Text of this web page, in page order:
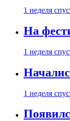
1 неделя
На
1 неделя
1 неделя